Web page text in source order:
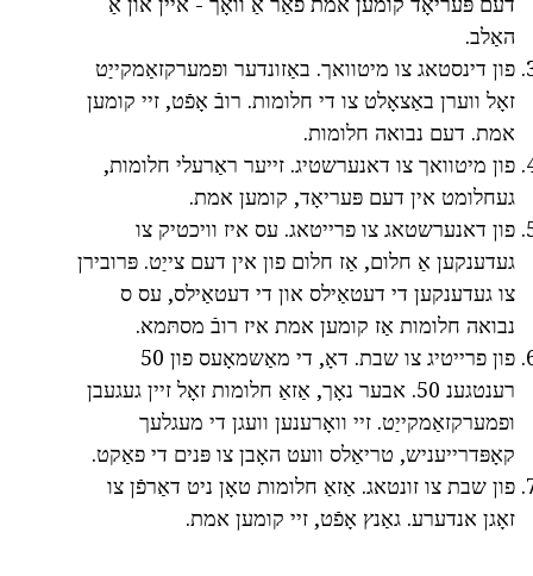
האַלב.
פון דינסטאג צו מיטוואך. באַזונדער ופמערקזאַמקייַט
זאָל ווערן באַצאָלט צו די חלומות. רובֿ אָפֿט, זיי קומען
אמת. דעם נבואה חלומות.
פון מיטוואך צו דאנערשטיג. זייער ראַרעלי חלומות,
געחלומט אין דעם פּעריאָד, קומען אמת.
פון דאנערשטאג צו פרייטאג. עס איז וויכטיק צו
געדענקען אַ חלום, אַז חלום פון אין דעם צייַט. פּרובירן
צו געדענקען די דעטאַילס און די דעטאַילס, עס ס
נבואה חלומות אַז קומען אמת איז רובֿ מסתּמא.
פון פרייטיג צו שבת. דאָ, די מאַשמאָעס פון 50
רענטגענ 50. אבער נאָך, אַזאַ חלומות זאָל זיין געגעבן
ופמערקזאַמקייַט. זיי וואָרענען וועגן די מעגלעך
קאָפּדרייעניש, טריאַלס וועט האָבן צו פּנים די פאַקט.
פון שבת צו זונטאג. אַזאַ חלומות טאָן ניט דאַרפֿן צו
זאָגן אנדערע. גאַנץ אָפֿט, זיי קומען אמת.